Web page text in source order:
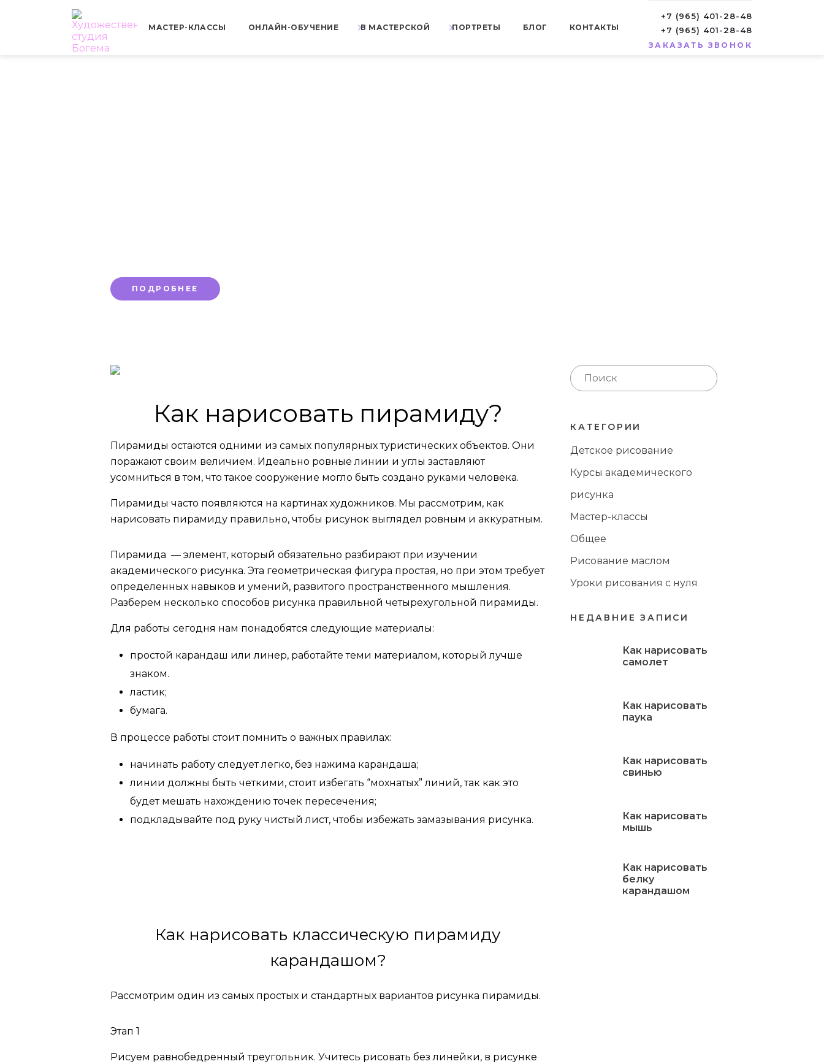
МАСТЕР-КЛАССЫ ОНЛАЙН-ОБУЧЕНИЕ В МАСТЕРСКОЙ ПОРТРЕТЫ БЛОГ КОНТАКТЫ
+7 (965) 401-28-48
+7 (965) 401-28-48
ЗАКАЗАТЬ ЗВОНОК
ПОДРОБНЕЕ
Как нарисовать пирамиду?
Пирамиды остаются одними из самых популярных туристических объектов. Они
поражают своим величием. Идеально ровные линии и углы заставляют
усомниться в том, что такое сооружение могло быть создано руками человека.
Пирамиды часто появляются на картинах художников. Мы рассмотрим, как
нарисовать пирамиду правильно, чтобы рисунок выглядел ровным и аккуратным.
Пирамида — элемент, который обязательно разбирают при изучении
академического рисунка. Эта геометрическая фигура простая, но при этом требует
определенных навыков и умений, развитого пространственного мышления.
Разберем несколько способов рисунка правильной четырехугольной пирамиды.
Для работы сегодня нам понадобятся следующие материалы:
простой карандаш или линер, работайте теми материалом, который лучше
знаком.
ластик;
бумага.
В процессе работы стоит помнить о важных правилах:
начинать работу следует легко, без нажима карандаша;
линии должны быть четкими, стоит избегать “мохнатых” линий, так как это
будет мешать нахождению точек пересечения;
подкладывайте под руку чистый лист, чтобы избежать замазывания рисунка.
Как нарисовать классическую пирамиду
карандашом?
Рассмотрим один из самых простых и стандартных вариантов рисунка пирамиды.
Этап 1
Рисуем равнобедренный треугольник. Учитесь рисовать без линейки, в рисунке
КАТЕГОРИИ
Детское рисование
Курсы академического
рисунка
Мастер-классы
Общее
Рисование маслом
Уроки рисования с нуля
НЕДАВНИЕ ЗАПИСИ
Как нарисовать
самолет
Как нарисовать
паука
Как нарисовать
свинью
Как нарисовать
мышь
Как нарисовать
белку
карандашом